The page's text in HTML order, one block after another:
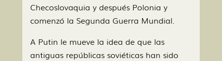
Checoslovaquia y después Polonia y
comenzó la Segunda Guerra Mundial.
A Putin le mueve la idea de que las
antiguas repúblicas soviéticas han sido